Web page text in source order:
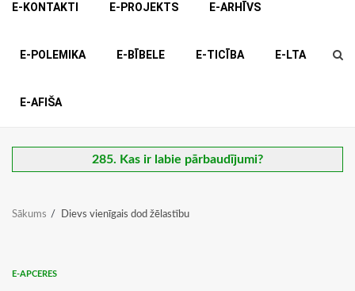
E-KONTAKTI E-PROJEKTS E-ARHĪVS
E-POLEMIKA E-BĪBELE E-TICĪBA E-LTA
E-AFIŠA
285. Kas ir labie pārbaudījumi?
Sākums Dievs vienīgais dod žēlastību
E-APCERES